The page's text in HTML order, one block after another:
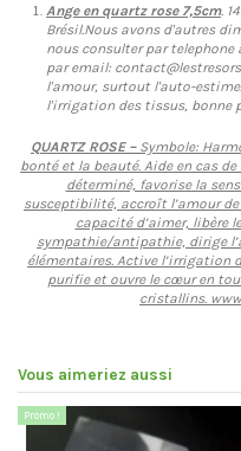
Ange en quartz rose 7,5cm.
Brésil.Nous avons d'autres
nous consulter par telephone
par email:
l'amour, surtout l'auto-
l'irrigation des tissus, bonne
QUARTZ ROSE – Symbole:
bonté et la beauté. Aide en cas
déterminé, favorise la
susceptibilité, accroît l’amour
capacité d’aimer, libère
sympathie/antipathie, dirige
élémentaires. Active l’irrigation
purifie et ouvre le cœur en
cristallins.
Vous aimeriez aussi
Promo !